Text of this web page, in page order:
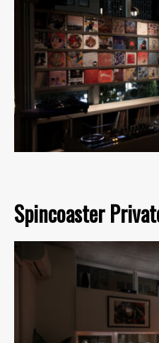
Spincoaster